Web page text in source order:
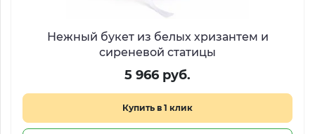
Нежный букет из белых хризантем и
сиреневой статицы
5 966 руб.
Купить в 1 клик